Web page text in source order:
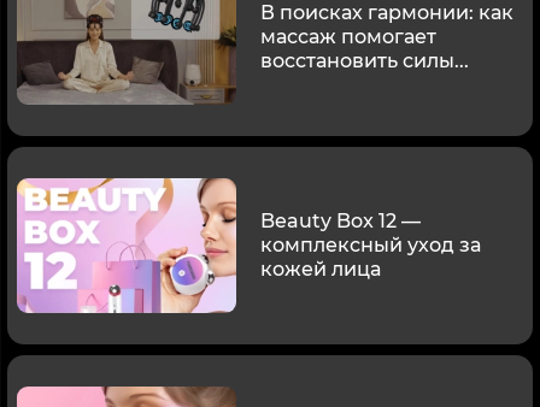
В поисках гармонии: как
массаж помогает
восстановить силы...
Beauty Box 12 —
комплексный уход за
кожей лица